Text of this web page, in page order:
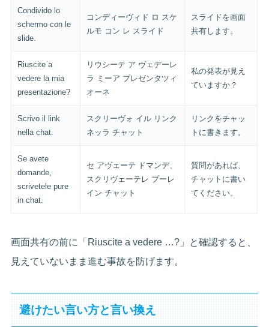
Condivido lo
schermo con le
slide.
コンディーヴィド ロ スケ
ルモ コン レ スライド
スライドを画面
共有します。
Riuscite a
vedere la mia
presentazione?
リウシーテ ア ヴェデーレ
ラ ミーア プレゼンタツィ
オーネ
私の発表が見え
ていますか？
Scrivo il link
nella chat.
スクリーヴォ イル リンク
ネッラ チャット
リンクをチャッ
トに書きます。
Se avete
domande,
scrivetele pure
in chat.
セ アヴェーテ ドマンデ、
スクリヴェーテレ プーレ
イン チャット
質問があれば、
チャットに書い
てください。
画面共有の前に「Riuscite a vedere …?」と確認すると、
見えていないまま進む事故を防げます。
避けたい言い方と言い換え